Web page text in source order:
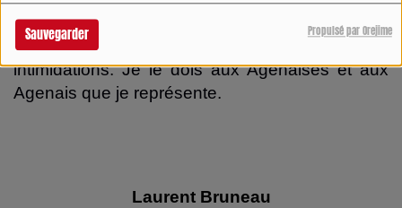
Sauvegarder Propulsé par Orejime
A titre personnel, jamais je ne céderai aux
intimidations. Je le dois aux Agenaises et aux
Agenais que je représente.
Laurent Bruneau